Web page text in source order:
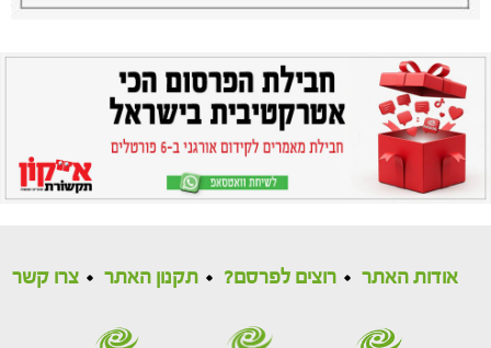
אודות האתר רוצים לפרסם? תקנון האתר צרו קשר